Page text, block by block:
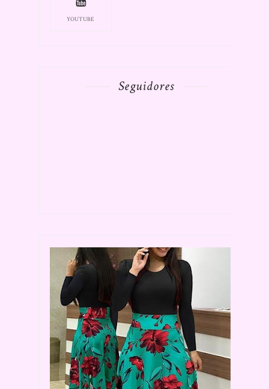
YOUTUBE
Seguidores